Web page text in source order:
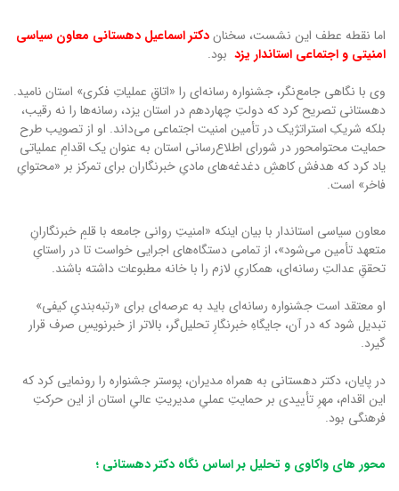
اما نقطه عطف این نشست، سخناندکتر اسماعیل دهستانی معاون سیاسی
امنیتی و اجتماعی استاندار یزد بود.
وی با نگاهی جامع‌نگر، جشنواره رسانه‌ای را «اتاقِ عملیاتِ فکری» استان نامید.
دهستانی تصریح کرد که دولتِ چهاردهم در استان یزد، رسانه‌ها را نه رقیب،
بلکه شریکِ استراتژیک در تأمین امنیت اجتماعی می‌داند. او از تصویب طرح
حمایت محتوامحور در شورای اطلاع‌رسانی استان به عنوان یک اقدامِ عملیاتی
یاد کرد که هدفش کاهشِ دغدغه‌های مادیِ خبرنگاران برای تمرکز بر «محتوایِ
فاخر» است.
معاون سیاسی استاندار با بیان اینکه «امنیتِ روانی جامعه با قلمِ خبرنگارانِ
متعهد تأمین می‌شود»، از تمامی دستگاه‌های اجرایی خواست تا در راستایِ
تحققِ عدالتِ رسانه‌ای، همکاریِ لازم را با خانه مطبوعات داشته باشند.
او معتقد است جشنواره رسانه‌ای باید به عرصه‌ای برای «رتبه‌بندیِ کیفی»
تبدیل شود که در آن، جایگاهِ خبرنگارِ تحلیل‌گر، بالاتر از خبرنویسِ صرف قرار
گیرد.
در پایان، دکتر دهستانی به همراه مدیران، پوستر جشنواره را رونمایی کرد که
این اقدام، مهرِ تأییدی بر حمایتِ عملیِ مدیریتِ عالیِ استان از این حرکتِ
فرهنگی بود.
محور های واکاوی و تحلیل بر اساس نگاه دکتر دهستانی ؛